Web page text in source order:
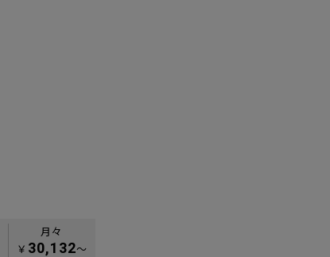
月々
￥ 30,132〜